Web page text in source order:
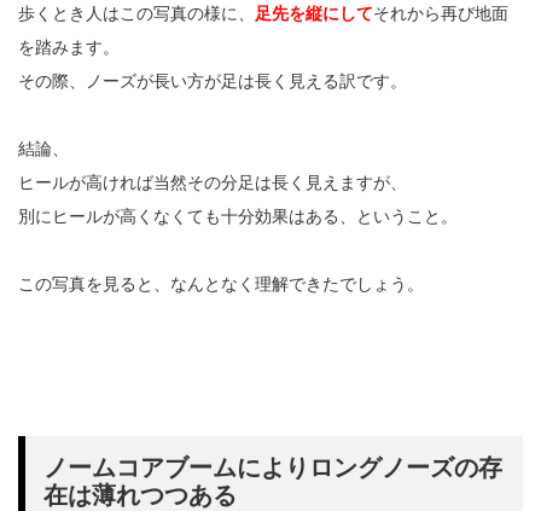
歩くとき人はこの写真の様に、 足先を縦にしてそれから再び地面
を踏みます。
その際、ノーズが長い方が足は長く見える訳です。
結論、
ヒールが高ければ当然その分足は長く見えますが、
別にヒールが高くなくても十分効果はある、ということ。
この写真を見ると、なんとなく理解できたでしょう。
ノームコアブームによりロングノーズの存
在は薄れつつある